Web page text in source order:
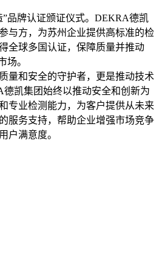
品牌认证颁证仪式。DEKRA德凯
与方，为苏州企业提供高标准的检
全球多国认证，保障质量并推动
场。
量和安全的守护者，更是推动技术
凯集团始终以推动安全和创新为
专业检测能力，为客户提供从未来
服务支持，帮助企业增强市场竞争
户满意度。